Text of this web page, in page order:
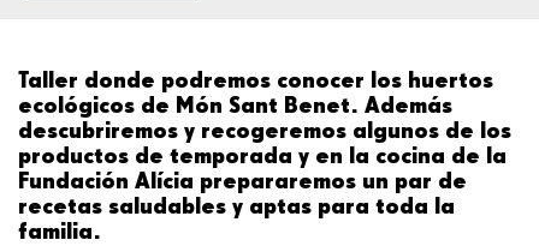
Taller donde podremos conocer los huertos
ecológicos de Món Sant Benet. Además
descubriremos y recogeremos algunos de los
productos de temporada y en la cocina de la
Fundación Alícia prepararemos un par de
recetas saludables y aptas para toda la
familia.